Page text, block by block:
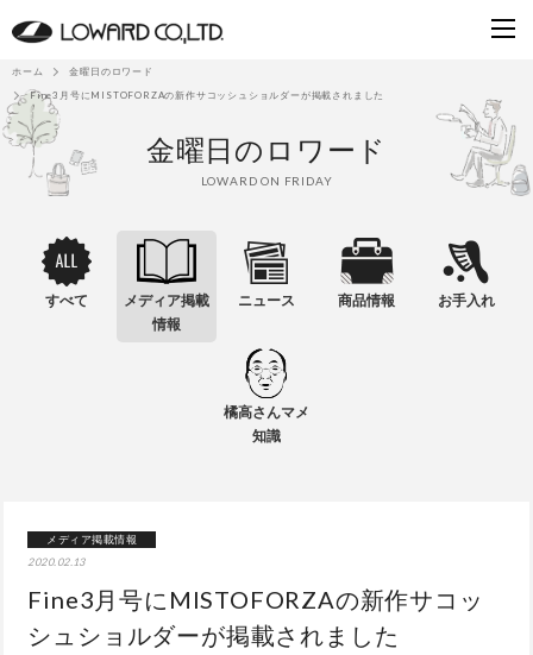
ホーム
金曜日のロワード
Fine3月号にMISTOFORZAの新作サコッシュショルダーが掲載されました
金曜日のロワード
LOWARD ON FRIDAY
すべて
メディア掲載
情報
ニュース 商品情報 お手入れ
橘高さんマメ
知識
メディア掲載情報
2020.02.13
Fine3月号にMISTOFORZAの新作サコッ
シュショルダーが掲載されました